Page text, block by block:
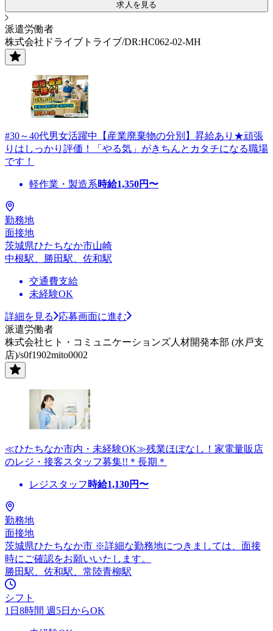
求人を見る
派遣労働者
株式会社ドライブトライブ/DR:HC062-02-MH
#30～40代男女活躍中【産業廃棄物の分別】昇給あり★頑張
りはしっかり評価！「やる気」がきちんとカタチになる職場
です！
軽作業・製造系時給1,350円〜
勤務地
面接地
茨城県ひたちなか市山崎
中根駅、勝田駅、佐和駅
交通費支給
未経験OK
詳細を見る
応募画面に進む
派遣労働者
株式会社ヒト・コミュニケーションズ人材開発本部 (水戸支
店)/s0f1902mito0002
≪ひたちなか市内・未経験OK≫残業ほぼなし！家電量販店
のレジ・接客スタッフ募集!!＊長期＊
レジスタッフ 時給1,130円〜
勤務地
面接地
茨城県ひたちなか市 ※詳細な勤務地につきましては、面接
時にご確認をお願いいたします。
勝田駅、佐和駅、常陸青柳駅
シフト
1日8時間 週5日からOK